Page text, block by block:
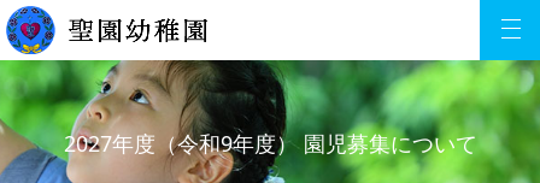
2027年度（令和9年度） 園児募集について